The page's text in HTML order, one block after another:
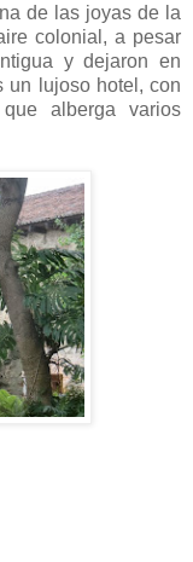
de las joyas de la
colonial, a pesar
y dejaron en
un lujoso hotel, con
alberga varios